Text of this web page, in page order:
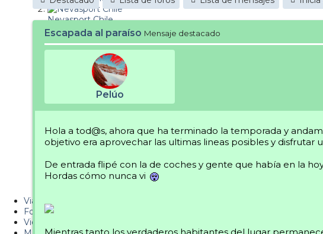
Nevasport Chile
Esquiaryviajar.com
nevasport blog
It's a powder da
Diario de un friki
Revista NIX
Metiendo Cantos
Viajes
Fotos
Videos
Escapada al paraíso Mensaje destacado
Pelúo
Hola a tod@s, ahora que ha terminado la temporada y
objetivo era aprovechar las ultimas lineas posibles y
De entrada flipé con la de coches y gente que había en la
Hordas cómo nunca vi